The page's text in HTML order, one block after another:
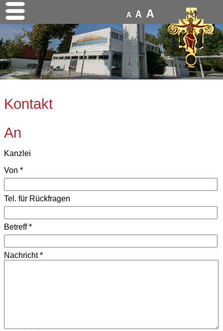
A A A
Kontakt
An
Kanzlei
Von *
Tel. für Rückfragen
Betreff*
Nachricht*